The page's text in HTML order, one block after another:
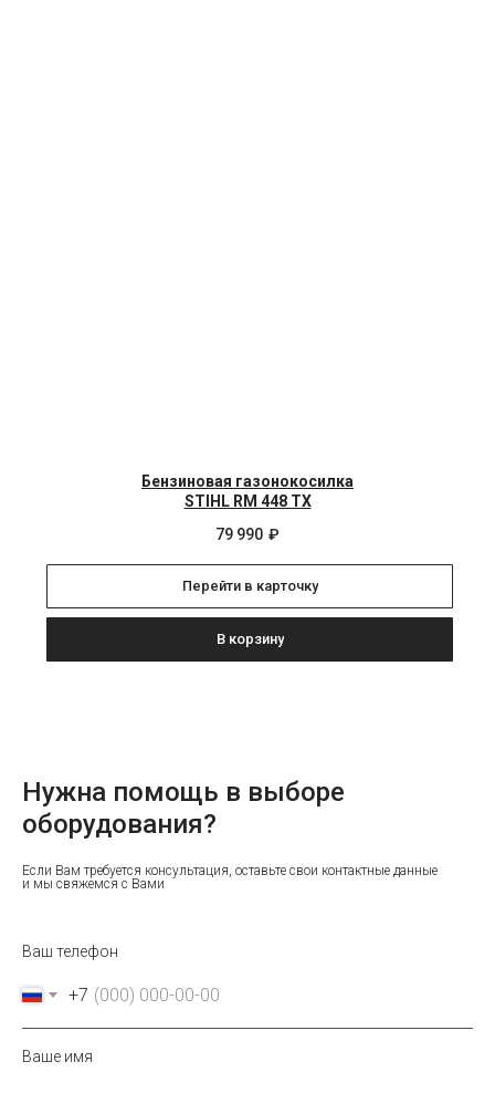
Бензиновая газонокосилка
STIHL RM 448 TX
79 990 ₽
Перейти в карточку
В корзину
Нужна помощь в выборе
оборудования?
Если Вам требуется консультация, оставьте свои контактные данные
и мы свяжемся с Вами
Ваш телефон
+7
Ваше имя